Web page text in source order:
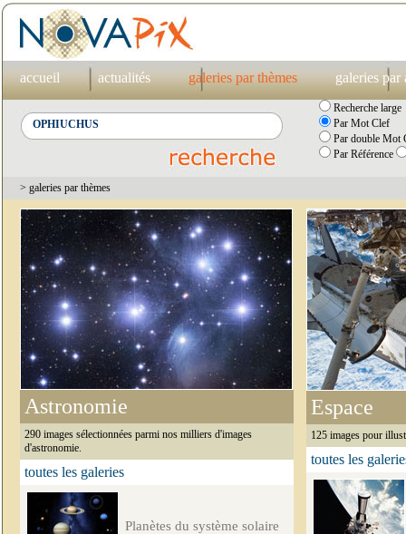
accueil actualités galeries par thèmes galeries par
Recherche large
Par Mot Clef
Par double Mot
Par Référence
> galeries par thèmes
Astronomie
290 images sélectionnées parmi nos milliers d'images
d'astronomie.
toutes les galeries
Planètes du système solaire
Espace
125 images pour
toutes les